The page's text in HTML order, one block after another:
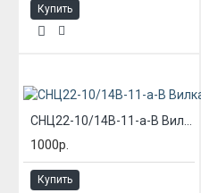
Купить
1000р.
Купить